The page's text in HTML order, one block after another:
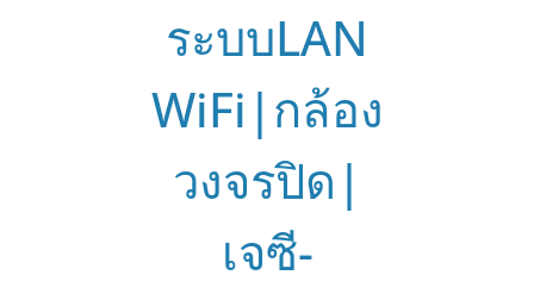
ระบบLAN
WiFi|กล้อง
วงจรปิด|
เจซี-